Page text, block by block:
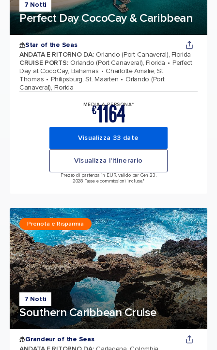
7 Notti
Perfect Day CocoCay & Caribbean
Star of the Seas
ANDATA E RITORNO DA: Orlando (Port Canaveral), Florida
CRUISE PORTS: Orlando (Port Canaveral), Florida
Perfect
Day at CocoCay, Bahamas
Charlotte Amalie, St.
Thomas
Philipsburg, St. Maarten
Orlando (Port
Canaveral), Florida
MEDIA A PERSONA*
€1164
Visualizza 33 date
Visualizza l'itinerario
Prezzo di partenza in EUR, valido per Gen 23,
2028 Tasse e commissioni incluse.*
7 Notti
Southern Caribbean Cruise
Prenota e Risparmia
Grandeur of the Seas